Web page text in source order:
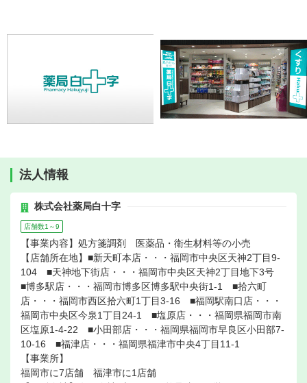
法人情報
株式会社薬局白十字
店舗数1～9
【事業内容】処方箋調剤 医薬品・衛生材料等の小売
【店舗所在地】■新天町本店・・・福岡市中央区天神2丁目9-
104 ■天神地下街店・・・福岡市中央区天神2丁目地下3号
■博多駅店・・・福岡市博多区博多駅中央街1-1 ■拾六町
店・・・福岡市西区拾六町1丁目3-16 ■福岡駅南口店・・・
福岡市中央区今泉1丁目24-1 ■塩原店・・・福岡県福岡市南
区塩原1-4-22 ■小田部店・・・福岡県福岡市早良区小田部7-
10-16 ■福津店・・・福岡県福津市中央4丁目11-1
【事業所】
福岡市に7店舗 福津市に1店舗